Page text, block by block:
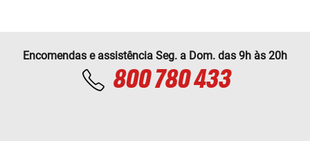
Encomendas e assistência Seg. a Dom. das 9h às 20h
800 780 433